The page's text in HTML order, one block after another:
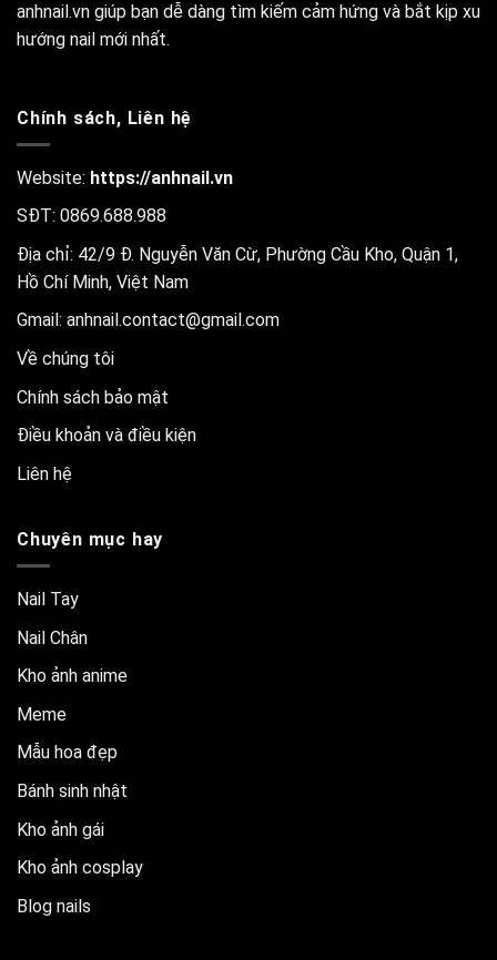
anhnail.vn giúp bạn dễ dàng tìm kiếm cảm hứng và bắt kịp xu
hướng nail mới nhất.
Chính sách, Liên hệ
Website: https://anhnail.vn
SĐT: 0869.688.988
Địa chỉ: 42/9 Đ. Nguyễn Văn Cừ, Phường Cầu Kho, Quận 1,
Hồ Chí Minh, Việt Nam
Gmail: anhnail.contact@gmail.com
Về chúng tôi
Chính sách bảo mật
Điều khoản và điều kiện
Liên hệ
Chuyên mục hay
Nail Tay
Nail Chân
Kho ảnh anime
Meme
Mẫu hoa đẹp
Bánh sinh nhật
Kho ảnh gái
Kho ảnh cosplay
Blog nails